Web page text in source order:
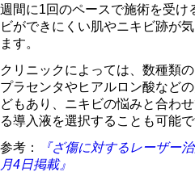
週間に1回のペースで施術を受け
ビができにくい肌やニキビ跡が
ます。
クリニックによっては、数種類
プラセンタやヒアルロン酸など
どもあり、ニキビの悩みと合わ
る導入液を選択することも可能で
参考：
『ざ傷に対するレーザ
月4日掲載』